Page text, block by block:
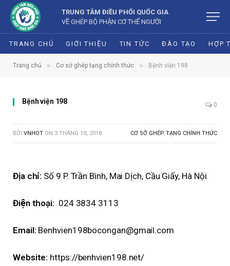
TRUNG TÂM ĐIỀU PHỐI QUỐC GIA
VỀ GHÉP BỘ PHẬN CƠ THỂ NGƯỜI
TRANG CHỦ GIỚI THIỆU TIN TỨC ĐÀO TẠO HỢP
Trang chủ » Cơ sở ghép tạng chính thức » Bệnh viện 198
Bệnh viện 198 0
BỞI VNHOT ON 3 THÁNG 10, 2018 CƠ SỞ GHÉP TẠNG CHÍNH THỨC
Địa chỉ: Số 9 P. Trần Bình, Mai Dịch, Cầu Giấy, Hà Nội
Điện thoại: 024 3834 3113
Email: Benhvien198bocongan@gmail.com
Website: https://benhvien198.net/